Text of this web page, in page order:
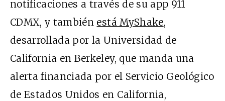
notificaciones a través de su app 911
CDMX, y también está MyShake,
desarrollada por la Universidad de
California en Berkeley, que manda una
alerta financiada por el Servicio Geológico
de Estados Unidos en California,